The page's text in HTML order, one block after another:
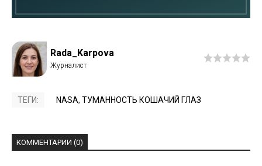
Rada_Karpova
ТЕГИ: NASA, ТУМАННОСТЬ КОШАЧИЙ ГЛАЗ
КОММЕНТАРИИ (0)